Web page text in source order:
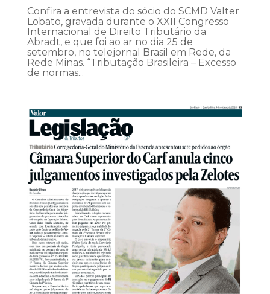
Confira a entrevista do sócio do SCMD Valter
Lobato, gravada durante o XXII Congresso
Internacional de Direito Tributário da
Abradt, e que foi ao ar no dia 25 de
setembro, no telejornal Brasil em Rede, da
Rede Minas. “Tributação Brasileira – Excesso
de normas...